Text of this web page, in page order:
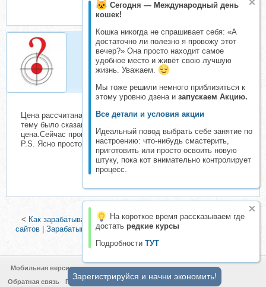
Сегодня — Международный день
кошек!
Кошка никогда не спрашивает себя: «А
достаточно ли полезно я провожу этот
вечер?» Она просто находит самое
удобное место и живёт свою лучшую
жизнь. Уважаем.
Мы тоже решили немного приблизиться к
этому уровню дзена и запускаем Акцию.
Все детали и условия акции
Идеальный повод выбрать себе занятие по
настроению: что-нибудь смастерить,
приготовить или просто освоить новую
штуку, пока кот внимательно контролирует
процесс.
На короткое время рассказываем где
достать редкие курсы
Подробности ТУТ
Zander
Организатор складчин
Цена рассчитана на 10 участников.Вчера, когда я создавал
тему было сказано что сегодня уже будет именно такая
цена.Сейчас проверю.
P.S. Ясно просто маркетинг.Цену поменял.
< Как зарабатывать свыше 10 000 рублей в день на серфинге
сайтов| Зарабатывай на лидогенерации от 6500 до 19500 рублей
за одного клиента
Мобильная версия
Обратная связь
Политика конфиденциальности
Зарегистрируйся и начни экономить!